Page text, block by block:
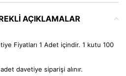
AÇIKLAMALAR
Fiyatları 1 Adet içindir. 1 kutu 100
davetiye siparişi alınır.